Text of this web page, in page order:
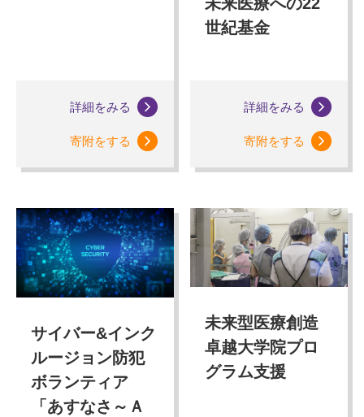
詳細をみる
寄附をする
世紀基金
詳細をみる
寄附をする
サイバー&インク
ルージョン防犯
ボランティア
「あすなさ～Ａ
未来型医療創造
卓越大学院プロ
グラム支援